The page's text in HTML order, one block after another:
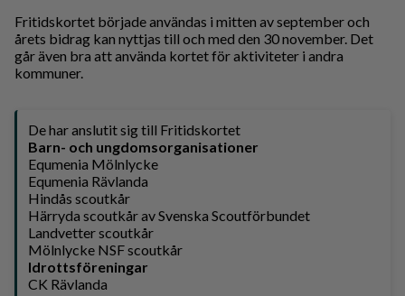
Fritidskortet började användas i mitten av september och
årets bidrag kan nyttjas till och med den 30 november. Det
går även bra att använda kortet för aktiviteter i andra
kommuner.
De har anslutit sig till Fritidskortet
Barn- och ungdomsorganisationer
Equmenia Mölnlycke
Equmenia Rävlanda
Hindås scoutkår
Härryda scoutkår av Svenska Scoutförbundet
Landvetter scoutkår
Mölnlycke NSF scoutkår
Idrottsföreningar
CK Rävlanda